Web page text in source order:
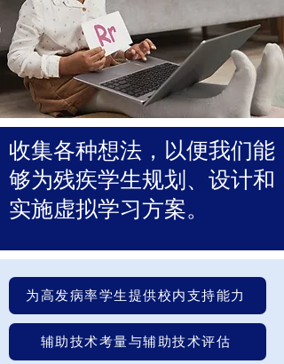
收集各种想法，以便我们能
够为残疾学生规划、设计和
实施虚拟学习方案。
为高发病率学生提供校内支持能力
辅助技术考量与辅助技术评估